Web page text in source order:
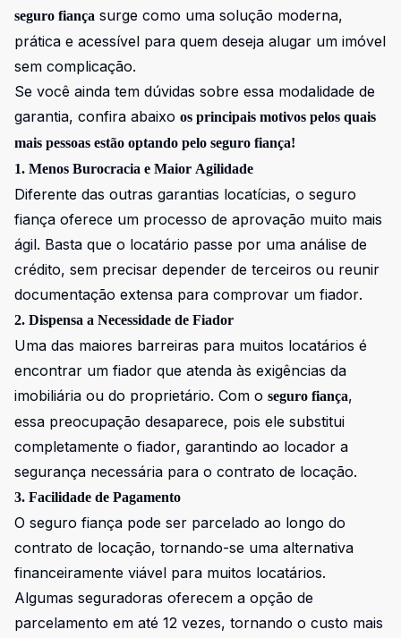
seguro fiança surge como uma solução moderna,
prática e acessível para quem deseja alugar um imóvel
sem complicação.
Se você ainda tem dúvidas sobre essa modalidade de
garantia, confira abaixo os principais motivos pelos quais
mais pessoas estão optando pelo seguro fiança!
1. Menos Burocracia e Maior Agilidade
Diferente das outras garantias locatícias, o seguro
fiança oferece um processo de aprovação muito mais
ágil. Basta que o locatário passe por uma análise de
crédito, sem precisar depender de terceiros ou reunir
documentação extensa para comprovar um fiador.
2. Dispensa a Necessidade de Fiador
Uma das maiores barreiras para muitos locatários é
encontrar um fiador que atenda às exigências da
imobiliária ou do proprietário. Com o seguro fiança,
essa preocupação desaparece, pois ele substitui
completamente o fiador, garantindo ao locador a
segurança necessária para o contrato de locação.
3. Facilidade de Pagamento
O seguro fiança pode ser parcelado ao longo do
contrato de locação, tornando-se uma alternativa
financeiramente viável para muitos locatários.
Algumas seguradoras oferecem a opção de
parcelamento em até 12 vezes, tornando o custo mais